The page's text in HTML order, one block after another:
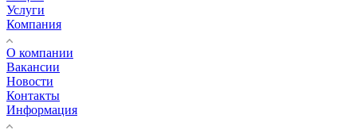
Услуги
Компания
О компании
Вакансии
Новости
Контакты
Информация